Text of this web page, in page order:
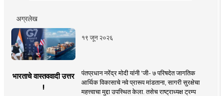
अग्रलेख
१९ जून २०२६
भारताचे वास्तववादी उत्तर
!
पंतप्रधान नरेंद्र मोदी यांनी 'जी- ७ परिषदेत जागतिक
आर्थिक विकासाचे नवे प्रारूप मांडताना, सागरी सुरक्षेचा
महत्त्वाचा मुद्दा उपस्थित केला. तसेच राष्ट्राध्यक्ष ट्रम्प